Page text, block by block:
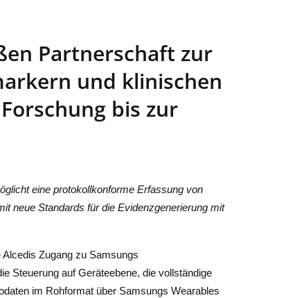
Partnerschaft zur
und klinischen
bis zur
eine protokollkonforme Erfassung von
neue Standards für die Evidenzgenerierung mit
Zugang zu Samsungs
Steuerung auf Geräteebene, die vollständige
im Rohformat über Samsungs Wearables